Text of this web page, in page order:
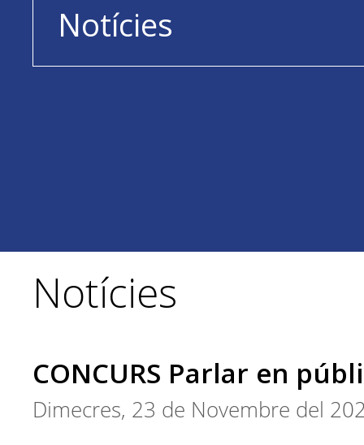
Notícies
Notícies
CONCURS Parlar en
Dimecres, 23 de Novembre del